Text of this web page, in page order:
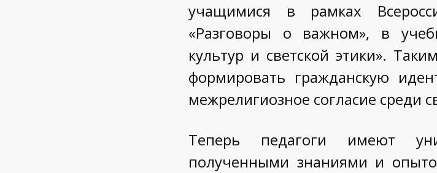
учащимися в рамках
«Разговоры о важном», в
культур и светской этики».
формировать гражданскую
межрелигиозное согласие среди
Теперь педагоги имеют
полученными знаниями и